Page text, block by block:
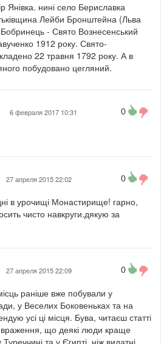
Янівка. нині село Бериславка
Лейби Бронштейна (Льва
- Свято Вознесенський
1912 року. Свято-
22 травня 1792 року. А в
побудовано цегляний.
6 февраля 2017 10:31 0
27 апреля 2015 22:02 0
в урочищі Монастирище! гарно,
чисто навкруги.дякую за
27 апреля 2015 22:09 0
раніше вже побували у
у Веселих Боковеньках та на
усі ці місця. Бува, читаєш статті
враження, що деякі люди краще